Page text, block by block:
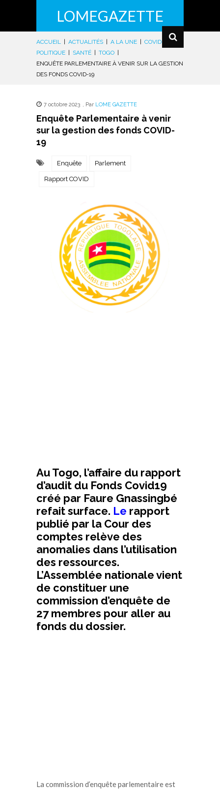
LOMEGAZETTE
ACCUEIL ACTUALITÉS A LA UNE COVID-19
|
POLITIQUE
SANTÉ TOGO
ENQUÊTE PARLEMENTAIRE À VENIR SUR LA GESTION
DES FONDS COVID-19
7 octobre 2023 , Par LOME GAZETTE
Enquête Parlementaire à venir
sur la gestion des fonds COVID-
19
Enquête Parlement
Rapport COVID
Au Togo, l’affaire du rapport
d’audit du Fonds Covid19
créé par Faure Gnassingbé
refait surface. Le rapport
publié par la Cour des
comptes relève des
anomalies dans l’utilisation
des ressources.
L’Assemblée nationale vient
de constituer une
commission d’enquête de
27 membres pour aller au
fonds du dossier.
La commission d’enquête parlementaire est